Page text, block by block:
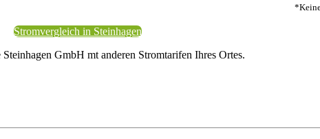
Stromvergleich in Steinhagen
GmbH mt anderen Stromtarifen Ihres Ortes.